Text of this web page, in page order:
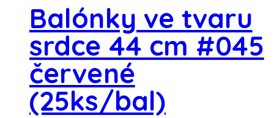
Balónky ve tvaru
srdce 44 cm #045
červené
(25ks/bal)